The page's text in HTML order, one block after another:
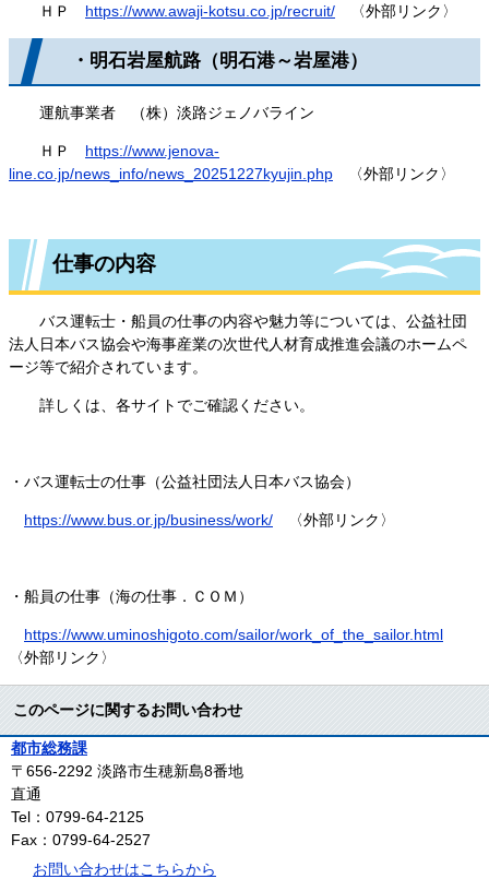
ＨＰ https://www.awaji-kotsu.co.jp/recruit/ 〈外部リンク〉
・明石岩屋航路（明石港～岩屋港）
運航事業者 （株）淡路ジェノバライン
ＨＰ https://www.jenova-
line.co.jp/news_info/news_20251227kyujin.php 〈外部リンク〉
仕事の内容
バス運転士・船員の仕事の内容や魅力等については、公益社団
法人日本バス協会や海事産業の次世代人材育成推進会議のホームペ
ージ等で紹介されています。
詳しくは、各サイトでご確認ください。
・バス運転士の仕事（公益社団法人日本バス協会）
https://www.bus.or.jp/business/work/ 〈外部リンク〉
・船員の仕事（海の仕事．ＣＯＭ）
https://www.uminoshigoto.com/sailor/work_of_the_sailor.html
〈外部リンク〉
このページに関するお問い合わせ
都市総務課
〒656-2292 淡路市生穂新島8番地
直通
Tel：0799-64-2125
Fax：0799-64-2527
お問い合わせはこちらから